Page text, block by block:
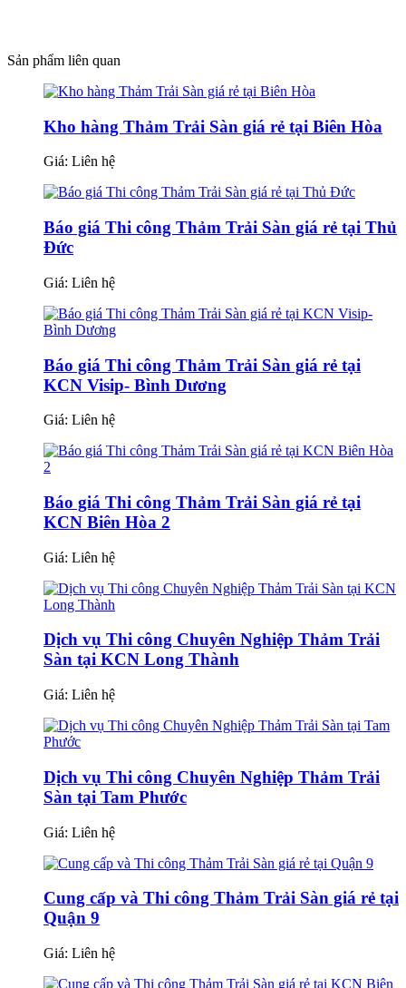
Sản phẩm liên quan
Kho hàng Thảm Trải Sàn giá rẻ tại Biên Hòa
Giá: Liên hệ
Báo giá Thi công Thảm Trải Sàn giá rẻ tại Thủ
Đức
Giá: Liên hệ
Báo giá Thi công Thảm Trải Sàn giá rẻ tại
KCN Visip- Bình Dương
Giá: Liên hệ
Báo giá Thi công Thảm Trải Sàn giá rẻ tại
KCN Biên Hòa 2
Giá: Liên hệ
Dịch vụ Thi công Chuyên Nghiệp Thảm Trải
Sàn tại KCN Long Thành
Giá: Liên hệ
Dịch vụ Thi công Chuyên Nghiệp Thảm Trải
Sàn tại Tam Phước
Giá: Liên hệ
Cung cấp và Thi công Thảm Trải Sàn giá rẻ tại
Quận 9
Giá: Liên hệ